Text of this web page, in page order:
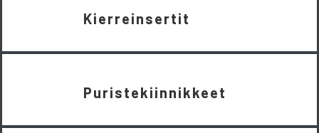
Kierreinsertit
Puristekiinnikkeet